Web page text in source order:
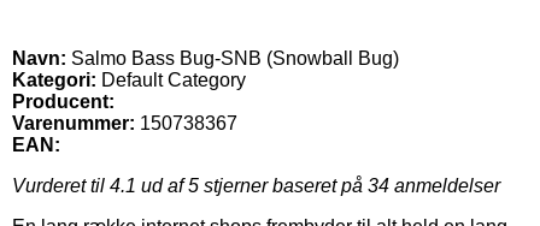
Navn: Salmo Bass Bug-SNB (Snowball Bug)
Kategori: Default Category
Producent:
Varenummer: 150738367
EAN:
Vurderet til 4.1 ud af 5 stjerner baseret på 34 anmeldelser